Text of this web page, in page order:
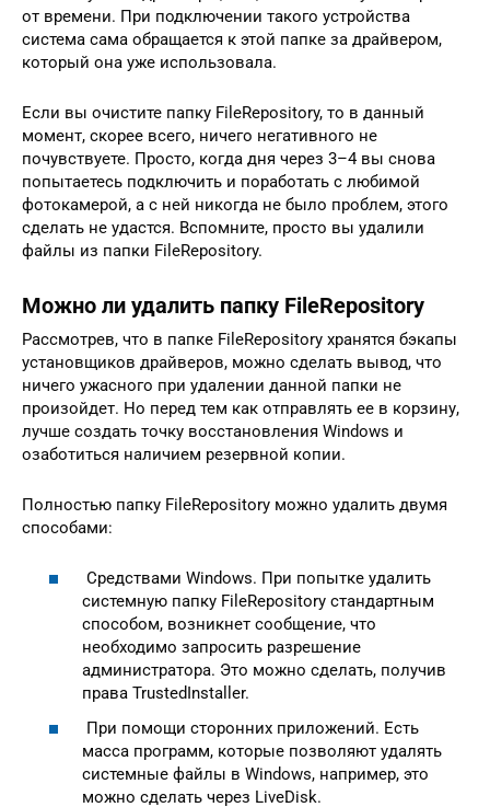
от времени. При подключении такого устройства
система сама обращается к этой папке за драйвером,
который она уже использовала.
Если вы очистите папку FileRepository, то в данный
момент, скорее всего, ничего негативного не
почувствуете. Просто, когда дня через 3–4 вы снова
попытаетесь подключить и поработать с любимой
фотокамерой, а с ней никогда не было проблем, этого
сделать не удастся. Вспомните, просто вы удалили
файлы из папки FileRepository.
Можно ли удалить папку FileRepository
Рассмотрев, что в папке FileRepository хранятся бэкапы
установщиков драйверов, можно сделать вывод, что
ничего ужасного при удалении данной папки не
произойдет. Но перед тем как отправлять ее в корзину,
лучше создать точку восстановления Windows и
озаботиться наличием резервной копии.
Полностью папку FileRepository можно удалить двумя
способами:
Средствами Windows. При попытке удалить
системную папку FileRepository стандартным
способом, возникнет сообщение, что
необходимо запросить разрешение
администратора. Это можно сделать, получив
права TrustedInstaller.
При помощи сторонних приложений. Есть
масса программ, которые позволяют удалять
системные файлы в Windows, например, это
можно сделать через LiveDisk.